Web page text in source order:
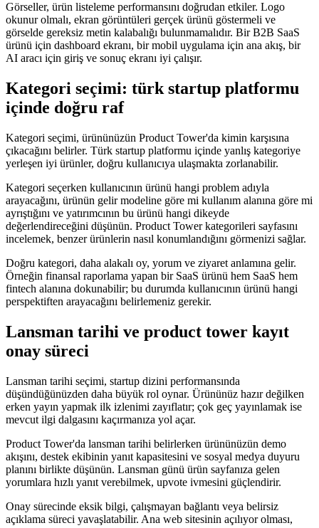
Görseller, ürün listeleme performansını doğrudan etkiler. Logo
okunur olmalı, ekran görüntüleri gerçek ürünü göstermeli ve
görselde gereksiz metin kalabalığı bulunmamalıdır. Bir B2B SaaS
ürünü için dashboard ekranı, bir mobil uygulama için ana akış, bir
AI aracı için giriş ve sonuç ekranı iyi çalışır.
Kategori seçimi: türk startup platformu
içinde doğru raf
Kategori seçimi, ürününüzün Product Tower'da kimin karşısına
çıkacağını belirler. Türk startup platformu içinde yanlış kategoriye
yerleşen iyi ürünler, doğru kullanıcıya ulaşmakta zorlanabilir.
Kategori seçerken kullanıcının ürünü hangi problem adıyla
arayacağını, ürünün gelir modeline göre mi kullanım alanına göre mi
ayrıştığını ve yatırımcının bu ürünü hangi dikeyde
değerlendireceğini düşünün. Product Tower kategorileri sayfasını
incelemek, benzer ürünlerin nasıl konumlandığını görmenizi sağlar.
Doğru kategori, daha alakalı oy, yorum ve ziyaret anlamına gelir.
Örneğin finansal raporlama yapan bir SaaS ürünü hem SaaS hem
fintech alanına dokunabilir; bu durumda kullanıcının ürünü hangi
perspektiften arayacağını belirlemeniz gerekir.
Lansman tarihi ve product tower kayıt
onay süreci
Lansman tarihi seçimi, startup dizini performansında
düşündüğünüzden daha büyük rol oynar. Ürününüz hazır değilken
erken yayın yapmak ilk izlenimi zayıflatır; çok geç yayınlamak ise
mevcut ilgi dalgasını kaçırmanıza yol açar.
Product Tower'da lansman tarihi belirlerken ürününüzün demo
akışını, destek ekibinin yanıt kapasitesini ve sosyal medya duyuru
planını birlikte düşünün. Lansman günü ürün sayfanıza gelen
yorumlara hızlı yanıt verebilmek, upvote ivmesini güçlendirir.
Onay sürecinde eksik bilgi, çalışmayan bağlantı veya belirsiz
açıklama süreci yavaşlatabilir. Ana web sitesinin açılıyor olması,